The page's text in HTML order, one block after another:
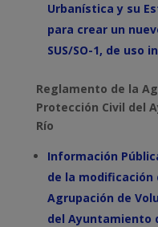
Urbanística y su
para crear un
SUS/SO-1, de uso
Reglamento de la
Protección Civil del
Río
Información
de la modificación
Agrupación de
del Ayuntamiento